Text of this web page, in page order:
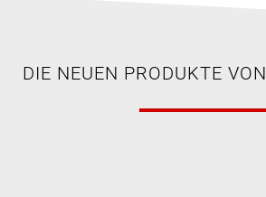
DIE NEUEN PRODUKTE